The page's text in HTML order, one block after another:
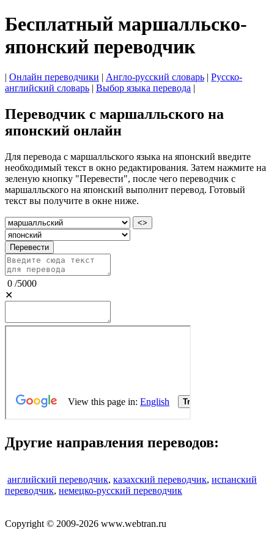
Бесплатный маршалльско-
японский переводчик
| Онлайн переводчики | Англо-русский словарь | Русско-
английский словарь | Выбор языка перевода |
Переводчик с маршалльского на
японский онлайн
Для перевода с маршалльского языка на японский введите
необходимый текст в окно редактирования. Затем нажмите на
зеленую кнопку "Перевести", после чего переводчик с
маршалльского на японский выполнит перевод. Готовый
текст вы получите в окне ниже.
<>
Перевести
0 /5000
✕
Другие направления переводов:
английский переводчик, казахский переводчик, испанский
переводчик, немецко-русский переводчик
Copyright © 2009-2026 www.webtran.ru